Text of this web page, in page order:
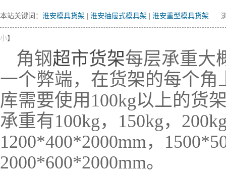
本站关键词： 淮安模具货架 淮安抽屉式模具架 淮安重型模具货架
小】
角钢超市货架每层承重大
一个弊端，在货架的每个
库需要使用100kg以上的货
承重有100kg，150kg，
1200*400*2000mm，
2000*600*2000mm。